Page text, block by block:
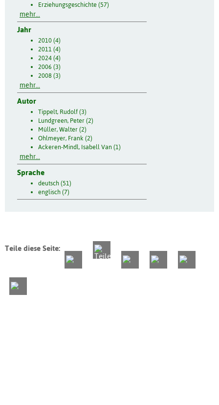
Erziehungsgeschichte (57)
mehr...
Jahr
2010 (4)
2011 (4)
2024 (4)
2006 (3)
2008 (3)
mehr...
Autor
Tippelt, Rudolf (3)
Lundgreen, Peter (2)
Müller, Walter (2)
Ohlmeyer, Frank (2)
Ackeren-Mindl, Isabell Van (1)
mehr...
Sprache
deutsch (51)
englisch (7)
Teile diese Seite: